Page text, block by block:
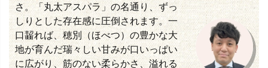
さ。「丸太アスパラ」の名通り、ずっ
しりとした存在感に圧倒されます。一
口齧れば、穂別（ほべつ）の豊かな大
地が育んだ瑞々しい甘みが口いっぱい
に広がり、筋のない柔らかさ、溢れる